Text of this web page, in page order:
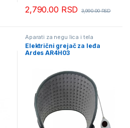
2,790.00 RSD 3,990.00RSD
Aparati za negu lica i tela
Električni grejač za leđa
Ardes AR4H03